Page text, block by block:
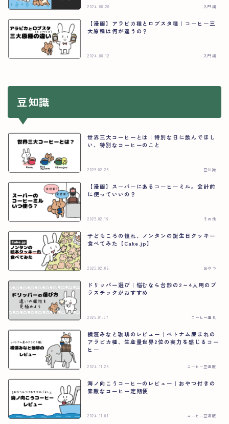
2024.08.20 入門編
【漫画】アラビカ種とロブスタ種｜コーヒー三
大原種は何が違うの？
2024.08.12 入門編
豆知識
世界三大コーヒーとは｜特別な日に飲んでほし
い、特別なコーヒーのこと
2025.02.26 豆知識
【漫画】スーパーにあるコーヒーミル。会計前
に使っていいの？
2025.02.16 その他
子どもころの憧れ、ノンタンの誕生日クッキー
食べてみた【Cake.jp】
2025.02.09 おやつ
ドリッパー選び｜悩むなら台形の2～4人用のプ
ラスチックがおすすめ
2025.01.07 コーヒー道具
横濱みなと珈琲のレビュー｜ベトナム産まれの
アラビカ種、生産量世界2位の実力を感じるコー
ヒー
2024.11.26 コーヒー豆通販
海ノ向こうコーヒーのレビュー｜おやつ付きの
素敵なコーヒー定期便
2024.11.01 コーヒー豆通販